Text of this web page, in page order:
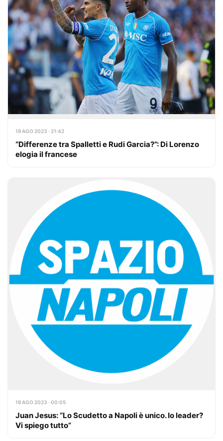
19 AGO 2023 · 21:42
“Differenze tra Spalletti e Rudi Garcia?”: Di Lorenzo
elogia il francese
19 AGO 2023 · 00:05
Juan Jesus: “Lo Scudetto a Napoli è unico. Io leader?
Vi spiego tutto”